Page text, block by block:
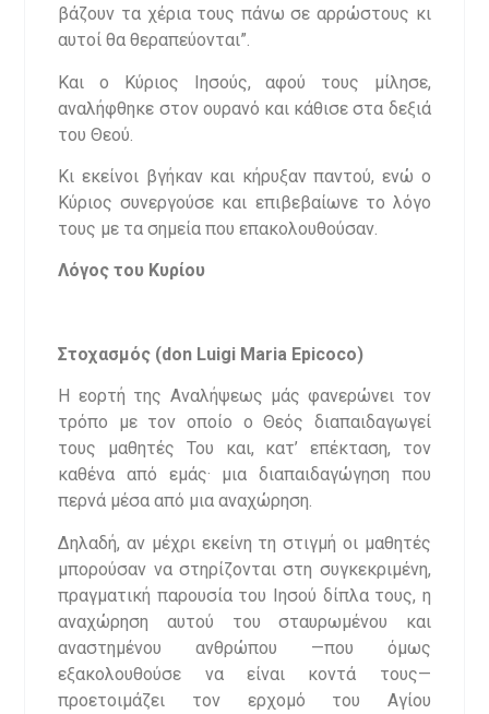
βάζουν τα χέρια τους πάνω σε αρρώστους κι
αυτοί θα θεραπεύονται”.
Και ο Κύριος Ιησούς, αφού τους μίλησε,
αναλήφθηκε στον ουρανό και κάθισε στα δεξιά
του Θεού.
Κι εκείνοι βγήκαν και κήρυξαν παντού, ενώ ο
Κύριος συνεργούσε και επιβεβαίωνε το λόγο
τους με τα σημεία που επακολουθούσαν.
Λόγος του Κυρίου
Στοχασμός (don Luigi Maria Epicoco)
Η εορτή της Αναλήψεως μάς φανερώνει τον
τρόπο με τον οποίο ο Θεός διαπαιδαγωγεί
τους μαθητές Του και, κατ’ επέκταση, τον
καθένα από εμάς· μια διαπαιδαγώγηση που
περνά μέσα από μια αναχώρηση.
Δηλαδή, αν μέχρι εκείνη τη στιγμή οι μαθητές
μπορούσαν να στηρίζονται στη συγκεκριμένη,
πραγματική παρουσία του Ιησού δίπλα τους, η
αναχώρηση αυτού του σταυρωμένου και
αναστημένου ανθρώπου —που όμως
εξακολουθούσε να είναι κοντά τους—
προετοιμάζει τον ερχομό του Αγίου